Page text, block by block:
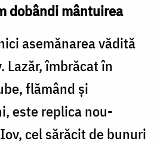
dobândi mântuirea
asemănarea vădită
Lazăr, îmbrăcat în
flămând și
este replica nou-
cel sărăcit de bunuri